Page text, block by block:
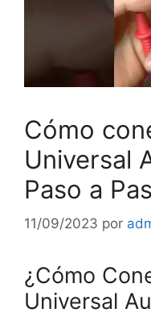
Cómo
Universal
Paso a
11/09/2023 por
¿Cómo
Universal